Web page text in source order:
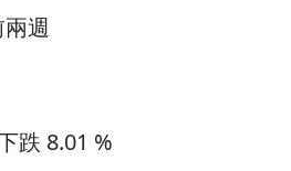
週
跌 8.01 %